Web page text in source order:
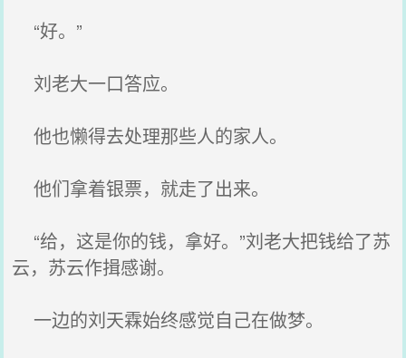
“好。”
刘老大一口答应。
他也懒得去处理那些人的家人。
他们拿着银票，就走了出来。
“给，这是你的钱，拿好。”刘老大把钱给了苏
云，苏云作揖感谢。
一边的刘天霖始终感觉自己在做梦。